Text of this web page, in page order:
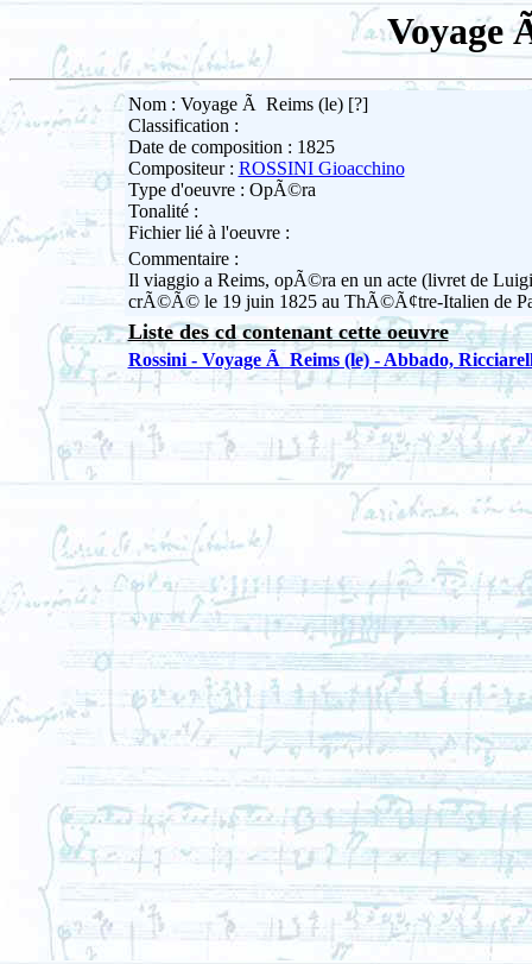
Voyage
Nom : Voyage Ã Reims (le) [?]
Classification :
Date de composition : 1825
Compositeur : ROSSINI Gioacchino
Type d'oeuvre : OpÃ©ra
Tonalité :
Fichier lié à l'oeuvre :
Commentaire :
Il viaggio a Reims, opÃ©ra en un acte (livret de
crÃ©Ã© le 19 juin 1825 au ThÃ©Ã¢tre-Italien de
Liste des cd contenant cette oeuvre
Rossini - Voyage Ã Reims (le) - Abbado,